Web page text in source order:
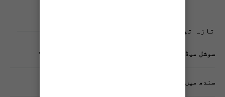
تازہ ترین پوسٹس
سوشل میڈیا پر وکڑی پوسٹ ڈیجیٹل شناخت کیلیے خطرہ؟
سندھ میں گاڑیوں کی انشورنس لازمی قرار